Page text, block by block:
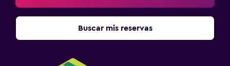
Buscar mis reservas